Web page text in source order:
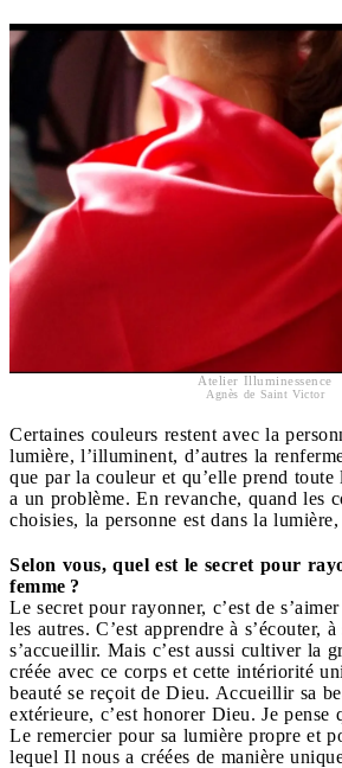
Atelier Illuminessence
Agnès de Saint Victor
Certaines couleurs restent avec la
lumière, l’illuminent, d’autres la
que par la couleur et qu’elle prend toute
a un problème. En revanche, quand les
choisies, la personne est dans la
Selon vous, quel est le secret pour
femme ?
Le secret pour rayonner, c’est de
les autres. C’est apprendre à s’écouter,
s’accueillir. Mais c’est aussi cultiver la
créée avec ce corps et cette intériorité
beauté se reçoit de Dieu. Accueillir sa
extérieure, c’est honorer Dieu. Je pense
Le remercier pour sa lumière propre et
lequel Il nous a créées de manière